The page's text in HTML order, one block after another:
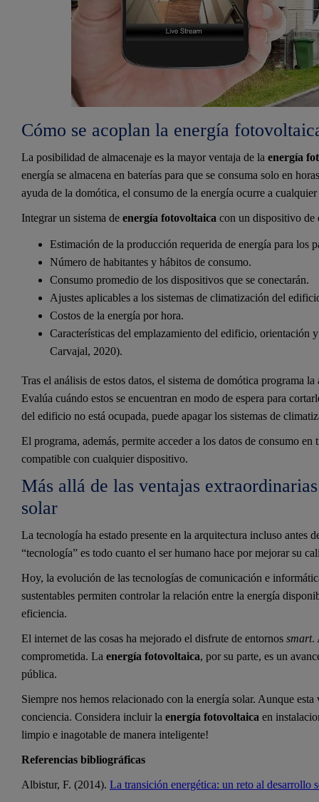
Cómo se acoplan la energía
La posibilidad de almacenaje es la mayor ventaja de la energía
energía se almacena en baterías para que se consuma solo en
ayuda de la domótica, el consumo de la energía ocurre a
Integrar un sistema de energía fotovoltaica con un dispositivo de
Estimación de la producción requerida de energía para los
Número de habitantes y hábitos de consumo.
Consumo promedio de los dispositivos que se conectarán.
Ajustes aplicables a los sistemas de climatización del
Costos de la energía por hora.
Características del emplazamiento del edificio, orientación
Carvajal, 2020).
Tras el análisis de estos datos, el sistema de domótica programa
Evalúa cuándo estos se encuentran en modo de espera para
del edificio no está ocupada, puede apagar los sistemas de
El programa, además, permite acceder a los datos de consumo
compatible con cualquier dispositivo.
Más allá de las ventajas
solar
La tecnología ha estado presente en la arquitectura incluso antes
“tecnología” es todo cuanto el ser humano hace por mejorar su
Hoy, la evolución de las tecnologías de comunicación e
sustentables permiten controlar la relación entre la energía
eficiencia.
El internet de las cosas ha mejorado el disfrute de entornos smart.
comprometida. La energía fotovoltaica, por su parte, es un
pública.
Siempre nos hemos relacionado con la energía solar. Aunque
conciencia. Considera incluir la energía fotovoltaica en
limpio e inagotable de manera inteligente!
Referencias bibliográficas
Albistur, F. (2014). La transición energética: un reto al desarrollo